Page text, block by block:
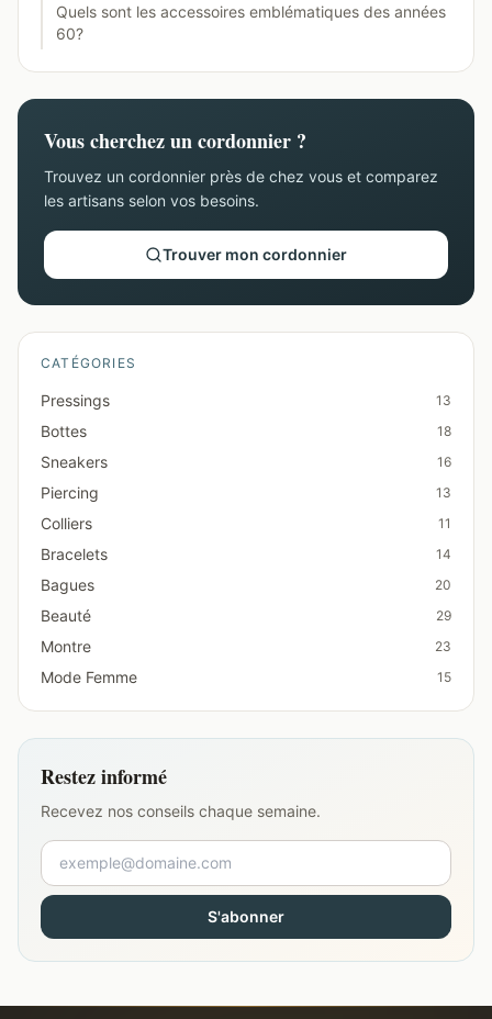
Quels sont les accessoires emblématiques des années
60?
Vous cherchez un cordonnier ?
Trouvez un cordonnier près de chez vous et comparez
les artisans selon vos besoins.
Trouver mon cordonnier
CATÉGORIES
Pressings 13
Bottes 18
Sneakers 16
Piercing 13
Colliers 11
Bracelets 14
Bagues 20
Beauté 29
Montre 23
Mode Femme 15
Restez informé
Recevez nos conseils chaque semaine.
S'abonner